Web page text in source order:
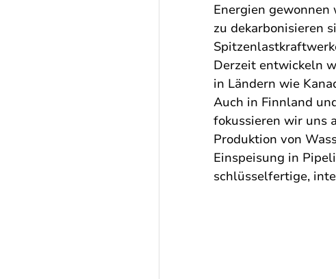
Energien
zu dekarbonisieren
Derzeit entwickeln
in Ländern wie
Auch in Finnland
fokussieren wir uns
Produktion von
Einspeisung in
schlüsselfertige,